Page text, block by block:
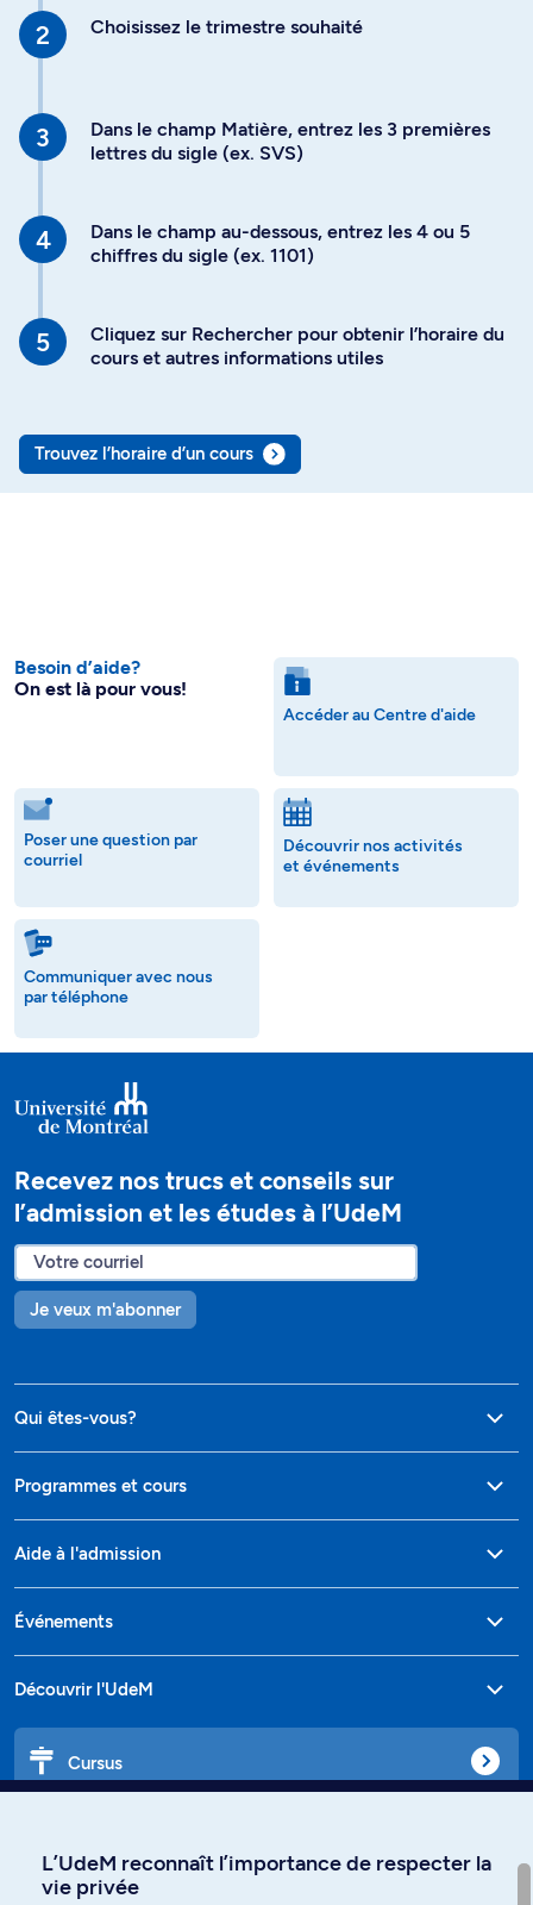
Choisissez le trimestre souhaité
Dans le champ Matière, entrez les 3 premières
lettres du sigle (ex. SVS)
Dans le champ au-dessous, entrez les 4 ou 5
chiffres du sigle (ex. 1101)
Cliquez sur Rechercher pour obtenir l’horaire du
cours et autres informations utiles
Trouvez l’horaire d’un cours
Besoin d’aide?
On est là pour vous!
Accéder au Centre d'aide
Poser une question par
courriel
Découvrir nos activités
et événements
Communiquer avec nous
par téléphone
Recevez nos trucs et conseils sur
l’admission et les études à l’UdeM
Je veux m'abonner
Qui êtes-vous?
Programmes et cours
Aide à l'admission
Événements
Découvrir l'UdeM
Cursus
L’UdeM reconnaît l’importance de respecter la
vie privée